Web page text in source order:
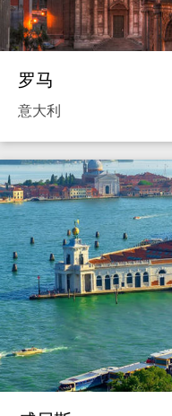
罗马
意大利